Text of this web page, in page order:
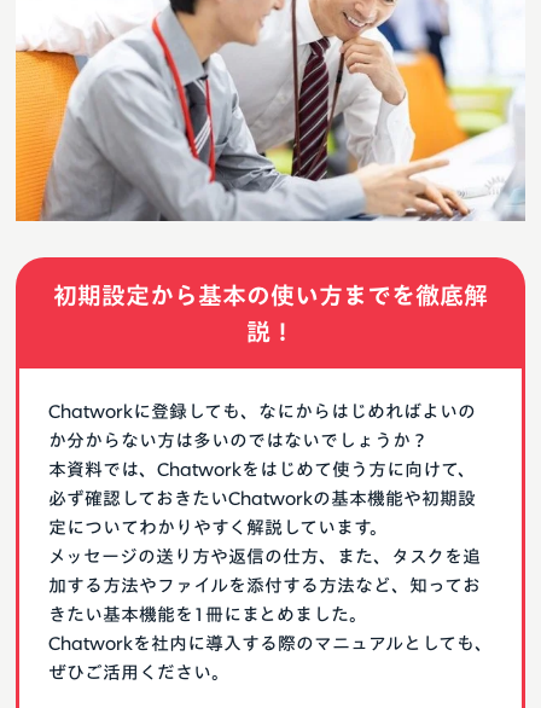
初期設定から基本の使い方までを徹底解
説！
Chatworkに登録しても、なにからはじめればよいの
か分からない方は多いのではないでしょうか？
本資料では、Chatworkをはじめて使う方に向けて、
必ず確認しておきたいChatworkの基本機能や初期設
定についてわかりやすく解説しています。
メッセージの送り方や返信の仕方、また、タスクを追
加する方法やファイルを添付する方法など、知ってお
きたい基本機能を1冊にまとめました。
Chatworkを社内に導入する際のマニュアルとしても、
ぜひご活用ください。